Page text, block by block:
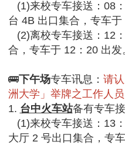
(1)来校专车接送：08
台 4B 出口集合，专车于
(2)离校专车接送：12
合，专车于 12：20 出发
🚌下午场专车讯息： 请
洲大学」举牌之工作人员
1. 台中火车站备有专车接
(1)来校专车接送：13
大厅 2 号出口集合，专